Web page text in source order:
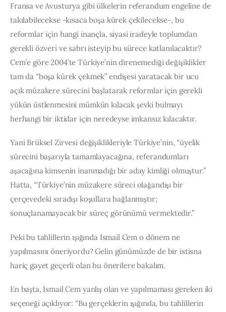
Fransa ve Avusturya gibi ülkelerin referandum engeline de
takılabilecekse -kısaca boşa kürek çekilecekse-, bu
reformlar için hangi inançla, siyasi iradeyle toplumdan
gerekli özveri ve sabrı isteyip bu sürece katlanılacaktır?
Cem’e göre 2004’te Türkiye’nin direnemediği değişiklikler
tam da “boşa kürek çekmek” endişesi yaratacak bir ucu
açık müzakere sürecini başlatarak reformlar için gerekli
yükün üstlenmesini mümkün kılacak şevki bulmayı
herhangi bir iktidar için neredeyse imkansız kılacaktır.
Yani Brüksel Zirvesi değişiklikleriyle Türkiye’nin, “üyelik
sürecini başarıyla tamamlayacağına, referandumları
aşacağına kimsenin inanmadığı bir aday kimliği olmuştur.”
Hatta, “Türkiye’nin müzakere süreci olağandışı bir
çerçevedeki sıradışı koşullara bağlanmıştır;
sonuçlanamayacak bir süreç görünümü vermektedir.”
Peki bu tahlillerin ışığında İsmail Cem o dönem ne
yapılmasını öneriyordu? Gelin günümüzde de bir istisna
hariç gayet geçerli olan bu önerilere bakalım.
En başta, İsmail Cem yanlış olan ve yapılmaması gereken iki
seçeneği açıklıyor: “Bu gerçeklerin ışığında, bu tahlillerin